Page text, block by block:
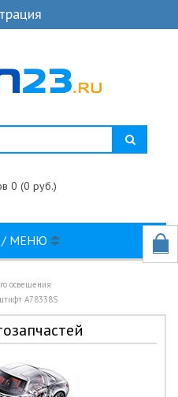
0 (0 руб.)
/ МЕНЮ
освещения
A78338S